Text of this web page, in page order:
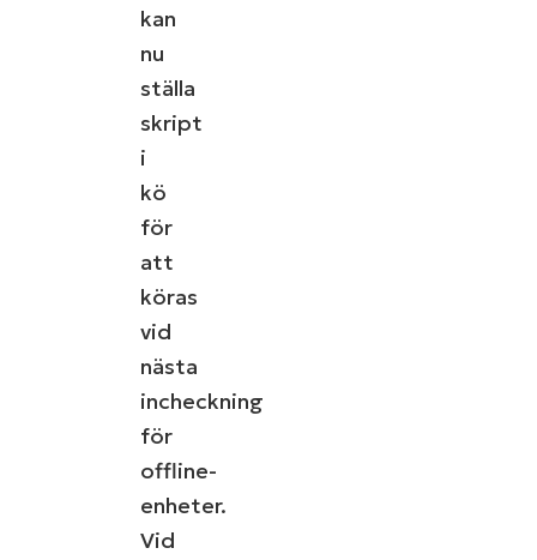
kan
nu
ställa
skript
i
kö
för
att
köras
vid
nästa
incheckning
för
offline-
enheter.
Vid